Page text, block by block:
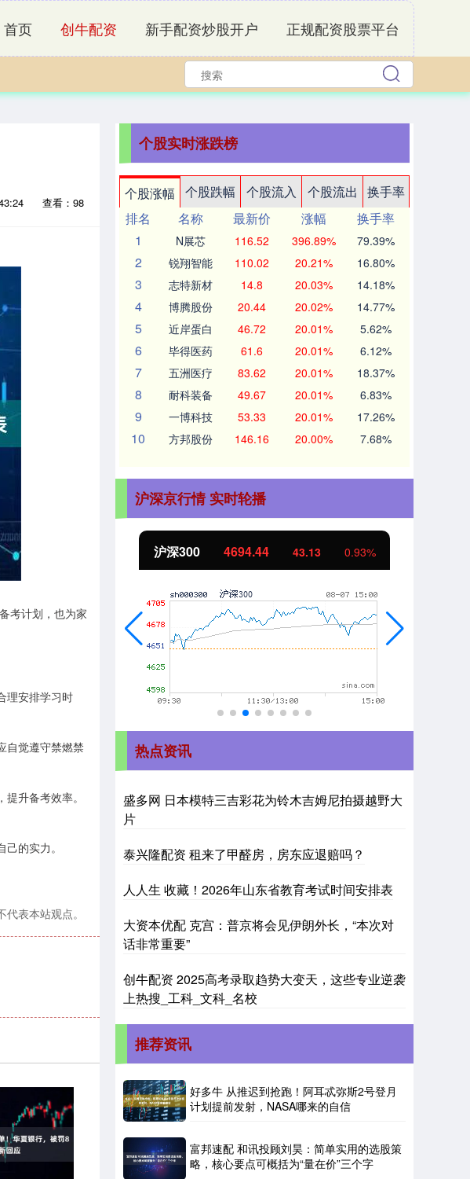
首页 创牛配资 新手配资炒股开户 正规配资股票平台
查看：98
考计划，也为家
理安排学习时
自觉遵守禁燃禁
升备考效率。
的实力。
表本站观点。
个股实时涨跌榜
个股涨幅 个股跌幅 个股流入 个股流出
换手率
排名
名称 最新价 涨幅
换手率
1
N展芯 116.52 396.89% 79.39%
2 锐翔智能 110.02 20.21% 16.80%
3 志特新材 14.8 20.03% 14.18%
4 博腾股份 20.44 20.02% 14.77%
5 近岸蛋白 46.72 20.01% 5.62%
6 毕得医药 61.6 20.01% 6.12%
7 五洲医疗 83.62 20.01% 18.37%
8 耐科装备 49.67 20.01% 6.83%
9 一博科技 53.33 20.01% 17.26%
10 方邦股份 146.16 20.00% 7.68%
沪深京行情 实时轮播
北证50 1134.24 11.37 1.01%
热点资讯
盛多网 日本模特三吉彩花为铃木吉姆尼拍摄越野大
片
泰兴隆配资 租来了甲醛房，房东应退赔吗？
人人生 收藏！2026年山东省教育考试时间安排表
大资本优配 克宫：普京将会见伊朗外长，“本次对
话非常重要”
创牛配资 2025高考录取趋势大变天，这些专业逆袭
上热搜_工科_文科_名校
推荐资讯
好多牛 从推迟到抢跑！阿耳忒弥斯2号登月
计划提前发射，NASA哪来的自信
富邦速配 和讯投顾刘昊：简单实用的选股策
略，核心要点可概括为“量在价”三个字